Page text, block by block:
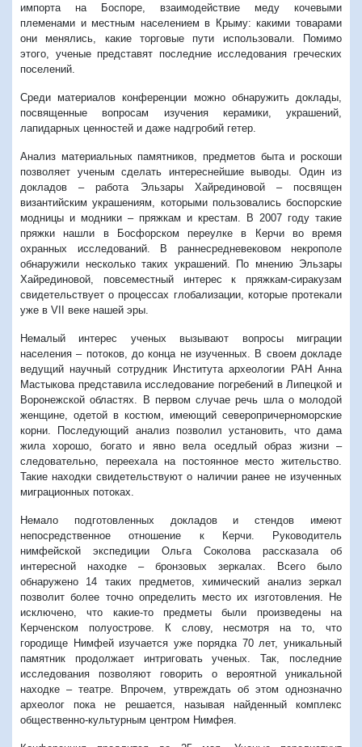
импорта на Боспоре, взаимодействие меду кочевыми
племенами и местным населением в Крыму: какими товарами
они менялись, какие торговые пути использовали. Помимо
этого, ученые представят последние исследования греческих
поселений.
Среди материалов конференции можно обнаружить доклады,
посвященные вопросам изучения керамики, украшений,
лапидарных ценностей и даже надгробий гетер.
Анализ материальных памятников, предметов быта и роскоши
позволяет ученым сделать интереснейшие выводы. Один из
докладов – работа Эльзары Хайрединовой – посвящен
византийским украшениям, которыми пользовались боспорские
модницы и модники – пряжкам и крестам. В 2007 году такие
пряжки нашли в Босфорском переулке в Керчи во время
охранных исследований. В раннесредневековом некрополе
обнаружили несколько таких украшений. По мнению Эльзары
Хайрединовой, повсеместный интерес к пряжкам-сиракузам
свидетельствует о процессах глобализации, которые протекали
уже в VII веке нашей эры.
Немалый интерес ученых вызывают вопросы миграции
населения – потоков, до конца не изученных. В своем докладе
ведущий научный сотрудник Института археологии РАН Анна
Мастыкова представила исследование погребений в Липецкой и
Воронежской областях. В первом случае речь шла о молодой
женщине, одетой в костюм, имеющий северопричерноморские
корни. Последующий анализ позволил установить, что дама
жила хорошо, богато и явно вела оседлый образ жизни –
следовательно, переехала на постоянное место жительство.
Такие находки свидетельствуют о наличии ранее не изученных
миграционных потоках.
Немало подготовленных докладов и стендов имеют
непосредственное отношение к Керчи. Руководитель
нимфейской экспедиции Ольга Соколова рассказала об
интересной находке – бронзовых зеркалах. Всего было
обнаружено 14 таких предметов, химический анализ зеркал
позволит более точно определить место их изготовления. Не
исключено, что какие-то предметы были произведены на
Керченском полуострове. К слову, несмотря на то, что
городище Нимфей изучается уже порядка 70 лет, уникальный
памятник продолжает интриговать ученых. Так, последние
исследования позволяют говорить о вероятной уникальной
находке – театре. Впрочем, утвреждать об этом однозначно
археолог пока не решается, называя найденный комплекс
общественно-культурным центром Нимфея.